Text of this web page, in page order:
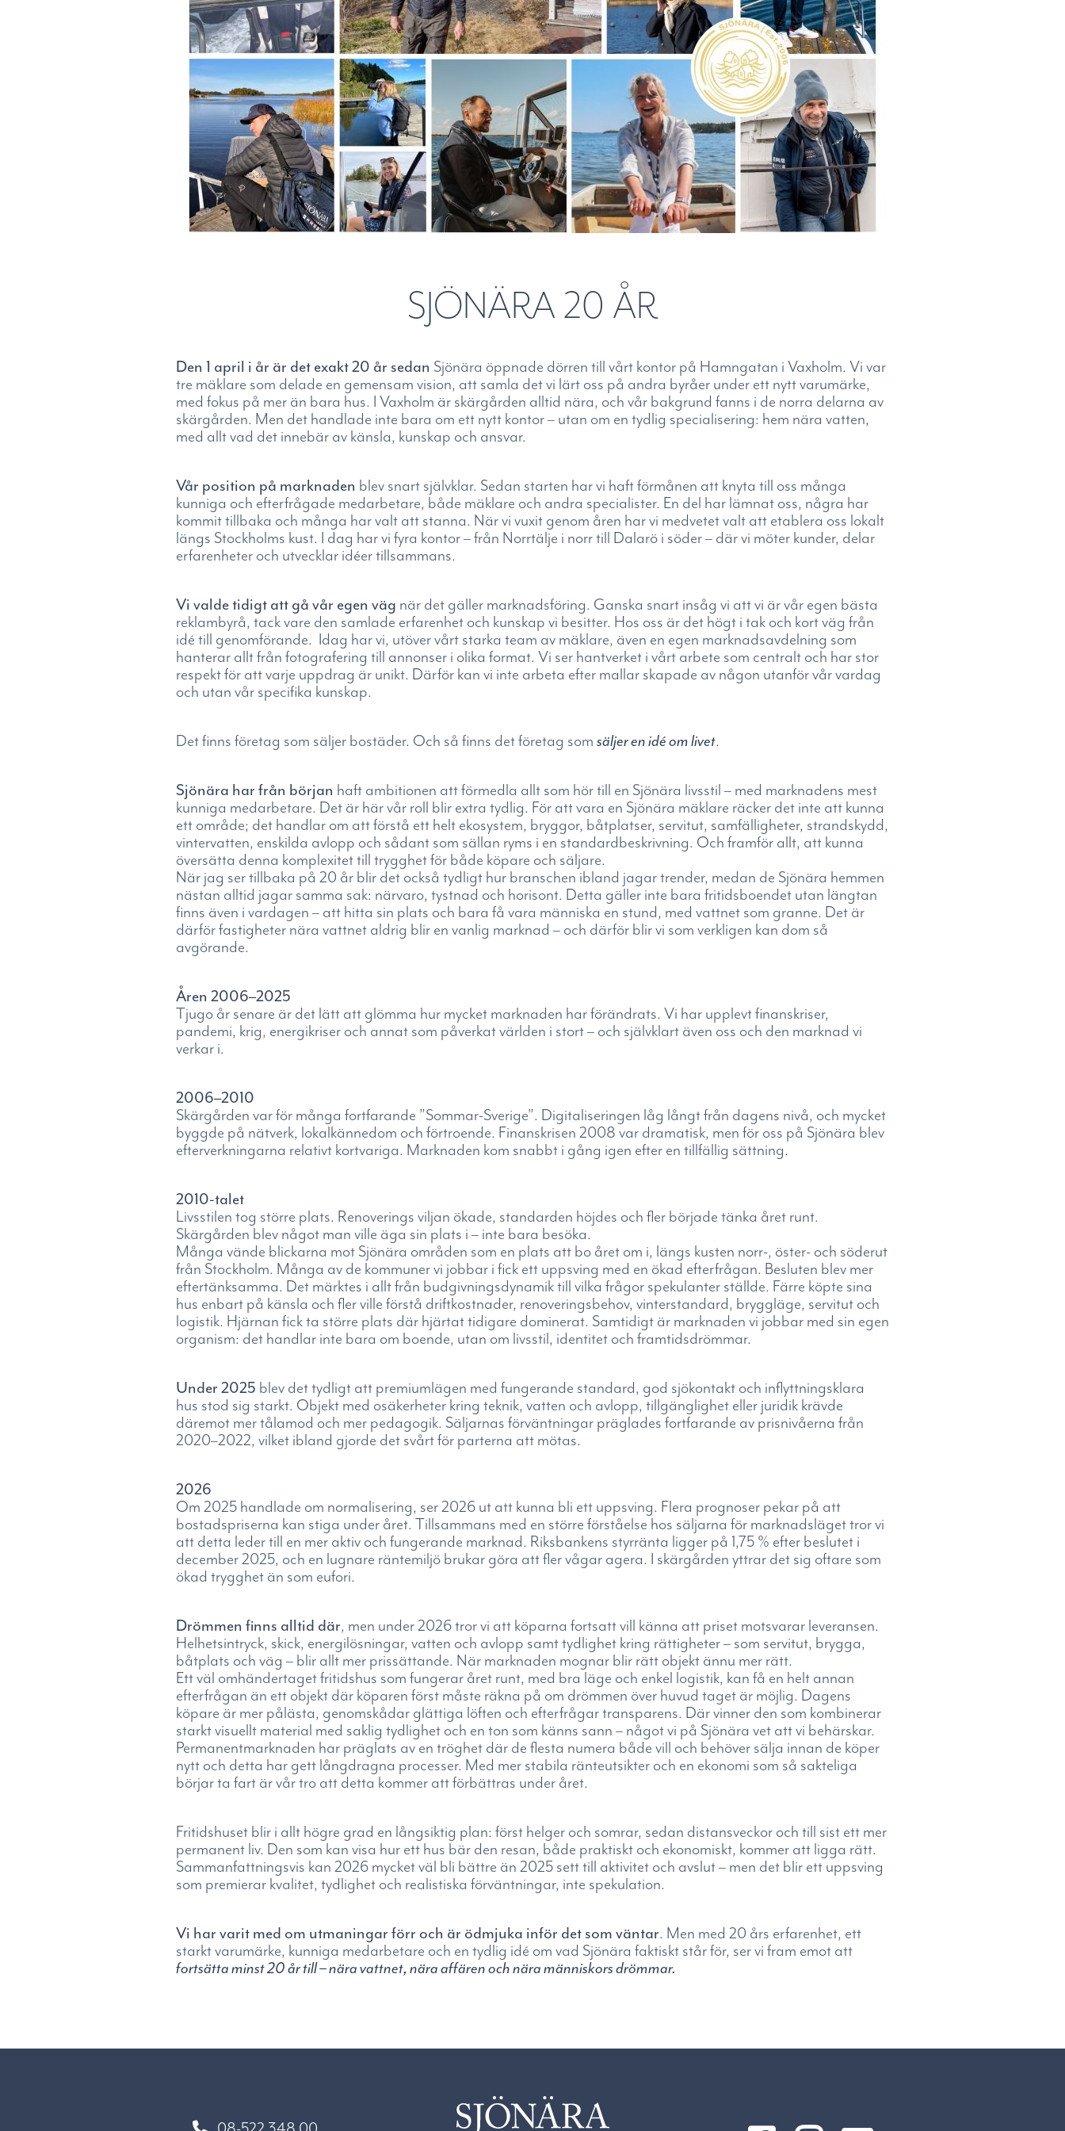
SJÖNÄRA 20 ÅR
Den 1 april i år är det exakt 20 år sedan Sjönära öppnade dörren till vårt kontor på Hamngatan i Vaxholm. Vi var
tre mäklare som delade en gemensam vision, att samla det vi lärt oss på andra byråer under ett nytt varumärke,
med fokus på mer än bara hus. I Vaxholm är skärgården alltid nära, och vår bakgrund fanns i de norra delarna av
skärgården. Men det handlade inte bara om ett nytt kontor – utan om en tydlig specialisering: hem nära vatten,
med allt vad det innebär av känsla, kunskap och ansvar.
Vår position på marknaden blev snart självklar. Sedan starten har vi haft förmånen att knyta till oss många
kunniga och efterfrågade medarbetare, både mäklare och andra specialister. En del har lämnat oss, några har
kommit tillbaka och många har valt att stanna. När vi vuxit genom åren har vi medvetet valt att etablera oss lokalt
längs Stockholms kust. I dag har vi fyra kontor – från Norrtälje i norr till Dalarö i söder – där vi möter kunder, delar
erfarenheter och utvecklar idéer tillsammans.
Vi valde tidigt att gå vår egen väg när det gäller marknadsföring. Ganska snart insåg vi att vi är vår egen bästa
reklambyrå, tack vare den samlade erfarenhet och kunskap vi besitter. Hos oss är det högt i tak och kort väg från
idé till genomförande. Idag har vi, utöver vårt starka team av mäklare, även en egen marknadsavdelning som
hanterar allt från fotografering till annonser i olika format. Vi ser hantverket i vårt arbete som centralt och har stor
respekt för att varje uppdrag är unikt. Därför kan vi inte arbeta efter mallar skapade av någon utanför vår vardag
och utan vår specifika kunskap.
Det finns företag som säljer bostäder. Och så finns det företag som säljer en idé om livet.
Sjönära har från början haft ambitionen att förmedla allt som hör till en Sjönära livsstil – med marknadens mest
kunniga medarbetare. Det är här vår roll blir extra tydlig. För att vara en Sjönära mäklare räcker det inte att kunna
ett område; det handlar om att förstå ett helt ekosystem, bryggor, båtplatser, servitut, samfälligheter, strandskydd,
vintervatten, enskilda avlopp och sådant som sällan ryms i en standardbeskrivning. Och framför allt, att kunna
översätta denna komplexitet till trygghet för både köpare och säljare.
När jag ser tillbaka på 20 år blir det också tydligt hur branschen ibland jagar trender, medan de Sjönära hemmen
nästan alltid jagar samma sak: närvaro, tystnad och horisont. Detta gäller inte bara fritidsboendet utan längtan
finns även i vardagen – att hitta sin plats och bara få vara människa en stund, med vattnet som granne. Det är
därför fastigheter nära vattnet aldrig blir en vanlig marknad – och därför blir vi som verkligen kan dom så
avgörande.
Åren 2006–2025
Tjugo år senare är det lätt att glömma hur mycket marknaden har förändrats. Vi har upplevt finanskriser,
pandemi, krig, energikriser och annat som påverkat världen i stort – och självklart även oss och den marknad vi
verkar i.
2006–2010
Skärgården var för många fortfarande ”Sommar-Sverige”. Digitaliseringen låg långt från dagens nivå, och mycket
byggde på nätverk, lokalkännedom och förtroende. Finanskrisen 2008 var dramatisk, men för oss på Sjönära blev
efterverkningarna relativt kortvariga. Marknaden kom snabbt i gång igen efter en tillfällig sättning.
2010-talet
Livsstilen tog större plats. Renoverings viljan ökade, standarden höjdes och fler började tänka året runt.
Skärgården blev något man ville äga sin plats i – inte bara besöka.
Många vände blickarna mot Sjönära områden som en plats att bo året om i, längs kusten norr-, öster- och söderut
från Stockholm. Många av de kommuner vi jobbar i fick ett uppsving med en ökad efterfrågan. Besluten blev mer
eftertänksamma. Det märktes i allt från budgivningsdynamik till vilka frågor spekulanter ställde. Färre köpte sina
hus enbart på känsla och fler ville förstå driftkostnader, renoveringsbehov, vinterstandard, bryggläge, servitut och
logistik. Hjärnan fick ta större plats där hjärtat tidigare dominerat. Samtidigt är marknaden vi jobbar med sin egen
organism: det handlar inte bara om boende, utan om livsstil, identitet och framtidsdrömmar.
Under 2025 blev det tydligt att premiumlägen med fungerande standard, god sjökontakt och inflyttningsklara
hus stod sig starkt. Objekt med osäkerheter kring teknik, vatten och avlopp, tillgänglighet eller juridik krävde
däremot mer tålamod och mer pedagogik. Säljarnas förväntningar präglades fortfarande av prisnivåerna från
2020–2022, vilket ibland gjorde det svårt för parterna att mötas.
2026
Om 2025 handlade om normalisering, ser 2026 ut att kunna bli ett uppsving. Flera prognoser pekar på att
bostadspriserna kan stiga under året. Tillsammans med en större förståelse hos säljarna för marknadsläget tror vi
att detta leder till en mer aktiv och fungerande marknad. Riksbankens styrränta ligger på 1,75 % efter beslutet i
december 2025, och en lugnare räntemiljö brukar göra att fler vågar agera. I skärgården yttrar det sig oftare som
ökad trygghet än som eufori.
Drömmen finns alltid där, men under 2026 tror vi att köparna fortsatt vill känna att priset motsvarar leveransen.
Helhetsintryck, skick, energilösningar, vatten och avlopp samt tydlighet kring rättigheter – som servitut, brygga,
båtplats och väg – blir allt mer prissättande. När marknaden mognar blir rätt objekt ännu mer rätt.
Ett väl omhändertaget fritidshus som fungerar året runt, med bra läge och enkel logistik, kan få en helt annan
efterfrågan än ett objekt där köparen först måste räkna på om drömmen över huvud taget är möjlig. Dagens
köpare är mer pålästa, genomskådar glättiga löften och efterfrågar transparens. Där vinner den som kombinerar
starkt visuellt material med saklig tydlighet och en ton som känns sann – något vi på Sjönära vet att vi behärskar.
Permanentmarknaden har präglats av en tröghet där de flesta numera både vill och behöver sälja innan de köper
nytt och detta har gett långdragna processer. Med mer stabila ränteutsikter och en ekonomi som så sakteliga
börjar ta fart är vår tro att detta kommer att förbättras under året.
Fritidshuset blir i allt högre grad en långsiktig plan: först helger och somrar, sedan distansveckor och till sist ett mer
permanent liv. Den som kan visa hur ett hus bär den resan, både praktiskt och ekonomiskt, kommer att ligga rätt.
Sammanfattningsvis kan 2026 mycket väl bli bättre än 2025 sett till aktivitet och avslut – men det blir ett uppsving
som premierar kvalitet, tydlighet och realistiska förväntningar, inte spekulation.
Vi har varit med om utmaningar förr och är ödmjuka inför det som väntar. Men med 20 års erfarenhet, ett
starkt varumärke, kunniga medarbetare och en tydlig idé om vad Sjönära faktiskt står för, ser vi fram emot att
fortsätta minst 20 år till – nära vattnet, nära affären och nära människors drömmar.